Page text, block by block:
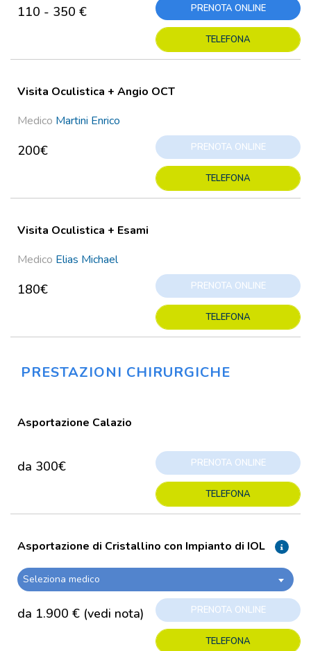
110 - 350 € PRENOTA ONLINE
TELEFONA
Visita Oculistica + Angio OCT
Medico Martini Enrico
200€ PRENOTA ONLINE
TELEFONA
Visita Oculistica + Esami
Medico Elias Michael
180€ PRENOTA ONLINE
TELEFONA
PRESTAZIONI CHIRURGICHE
Asportazione Calazio
da 300€ PRENOTA ONLINE
TELEFONA
Asportazione di Cristallino con Impianto di IOL
Seleziona medico
da 1.900 € (vedi nota) PRENOTA ONLINE
TELEFONA